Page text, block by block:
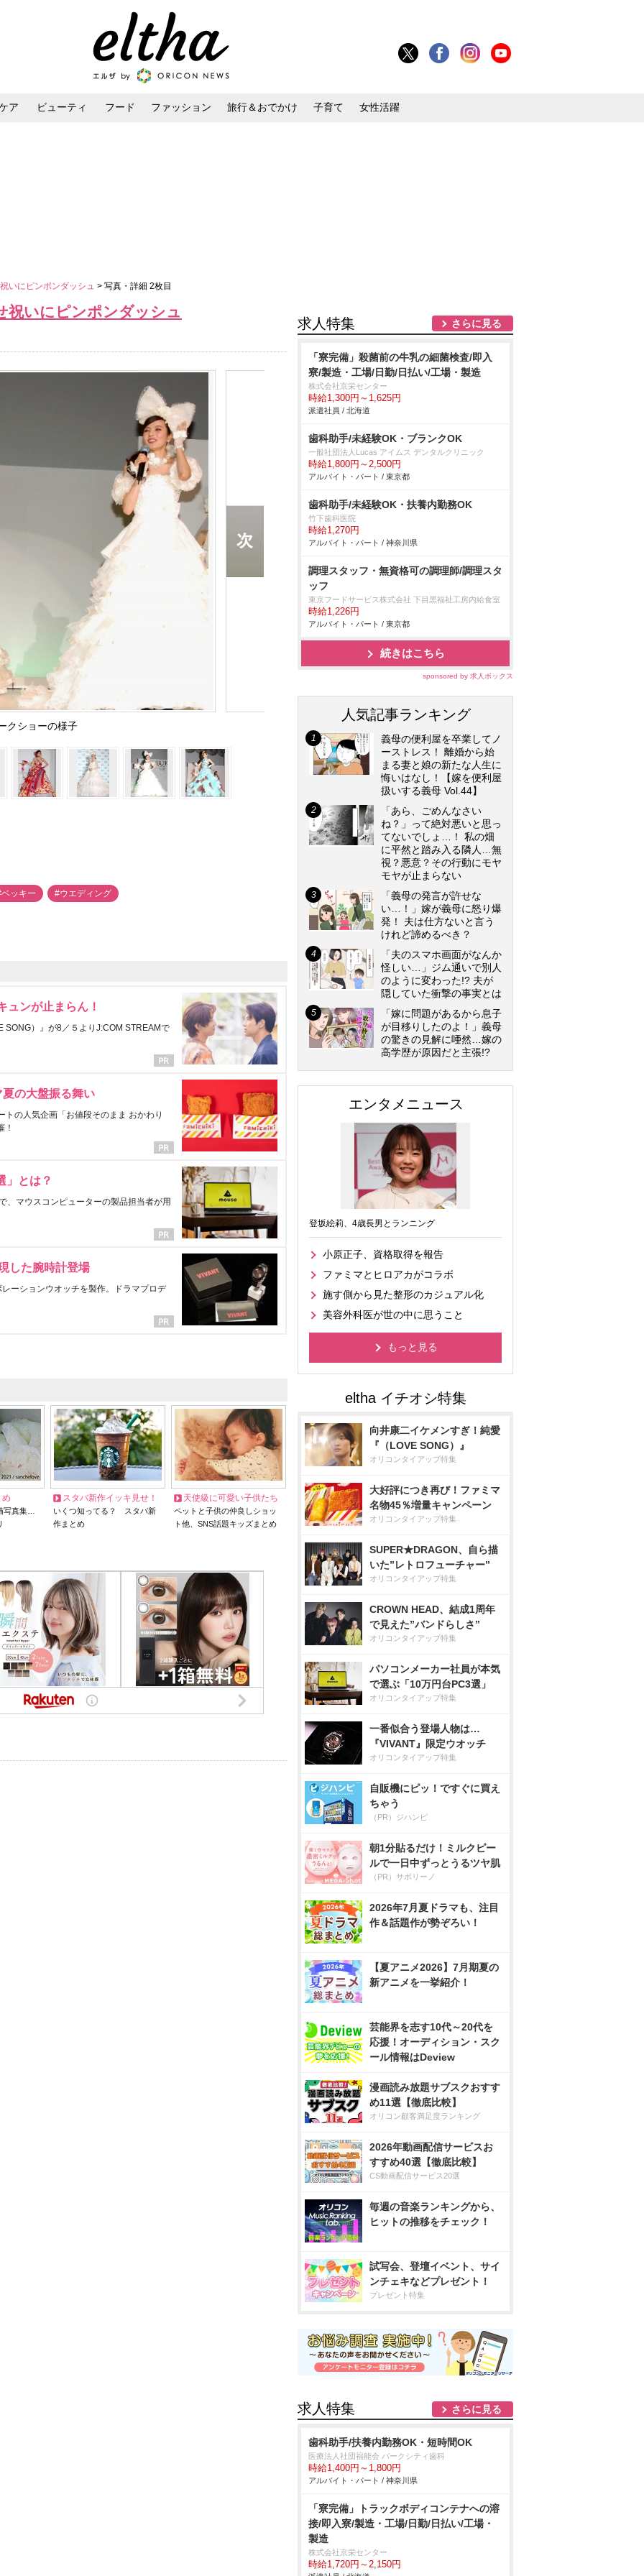
ア ビューティ フード ファッション 旅行＆おでかけ 子育て 女性活躍
いにピンポンダッシュ > 写真・詳細 2枚目
祝いにピンポンダッシュ
クショーの様子
ッキー #ウエディング
ュンが止まらん！
SONG）』が8／５よりJ:COM STREAMで
の大盤振る舞い
の人気企画「お値段そのまま おかわり
！
」とは？
、マウスコンピューターの製品担当者が用
した腕時計登場
ーションウオッチを製作。ドラマプロデ
め
写真集…
スタバ新作イッキ見せ！
いくつ知ってる？ スタバ新
作まとめ
天使級に可愛い子供たち
ペットと子供の仲良しショッ
ト他、SNS話題キッズまとめ
求人特集 さらに見る
「寮完備」殺菌前の牛乳の細菌検査/即入
寮/製造・工場/日勤/日払い/工場・製造
株式会社京栄センター
時給1,300円～1,625円
派遣社員 / 北海道
歯科助手/未経験OK・ブランクOK
一般社団法人Lucas アイムス デンタルクリニック
時給1,800円～2,500円
アルバイト・パート / 東京都
歯科助手/未経験OK・扶養内勤務OK
竹下歯科医院
時給1,270円
アルバイト・パート / 神奈川県
調理スタッフ・無資格可の調理師/調理スタ
ッフ
東京フードサービス株式会社 下目黒福祉工房内給食室
時給1,226円
アルバイト・パート / 東京都
続きはこちら
sponsored by 求人ボックス
人気記事ランキング
義母の便利屋を卒業してノ
ーストレス！ 離婚から始
まる妻と娘の新たな人生に
悔いはなし！【嫁を便利屋
扱いする義母 Vol.44】
「あら、ごめんなさい
ね？」って絶対悪いと思っ
てないでしょ…！ 私の畑
に平然と踏み入る隣人…無
視？悪意？その行動にモヤ
モヤが止まらない
「義母の発言が許せな
い…！」嫁が義母に怒り爆
発！ 夫は仕方ないと言う
けれど諦めるべき？
「夫のスマホ画面がなんか
怪しい…」ジム通いで別人
のように変わった!? 夫が
隠していた衝撃の事実とは
「嫁に問題があるから息子
が目移りしたのよ！」義母
の驚きの見解に唖然…嫁の
高学歴が原因だと主張!?
エンタメニュース
登坂絵莉、4歳長男とランニング
小原正子、資格取得を報告
ファミマとヒロアカがコラボ
施す側から見た整形のカジュアル化
美容外科医が世の中に思うこと
もっと見る
向井康二イケメンすぎ！純愛
『（LOVE SONG）』
オリコンタイアップ特集
大好評につき再び！ファミマ
名物45％増量キャンペーン
オリコンタイアップ特集
SUPER★DRAGON、自ら描
いた”レトロフューチャー”
オリコンタイアップ特集
CROWN HEAD、結成1周年
で見えた”バンドらしさ”
オリコンタイアップ特集
パソコンメーカー社員が本気
で選ぶ「10万円台PC3選」
オリコンタイアップ特集
一番似合う登場人物は…
『VIVANT』限定ウオッチ
オリコンタイアップ特集
自販機にピッ！ですぐに買え
ちゃう
（PR）ジハンピ
朝1分貼るだけ！ミルクピー
ルで一日中ずっとうるツヤ肌
（PR）サボリーノ
2026年7月夏ドラマも、注目
作＆話題作が勢ぞろい！
【夏アニメ2026】7月期夏の
新アニメを一挙紹介！
芸能界を志す10代～20代を
応援！オーディション・スク
ール情報はDeview
漫画読み放題サブスクおすす
め11選【徹底比較】
オリコン顧客満足度ランキング
2026年動画配信サービスお
すすめ40選【徹底比較】
CS動画配信サービス20選
毎週の音楽ランキングから、
ヒットの推移をチェック！
試写会、登壇イベント、サイ
ンチェキなどプレゼント！
プレゼント特集
求人特集 さらに見る
歯科助手/扶養内勤務OK・短時間OK
医療法人社団福能会 パークシティ歯科
時給1,400円～1,800円
アルバイト・パート / 神奈川県
「寮完備」トラックボディコンテナへの溶
接/即入寮/製造・工場/日勤/日払い/工場・
製造
株式会社京栄センター
時給1,720円～2,150円